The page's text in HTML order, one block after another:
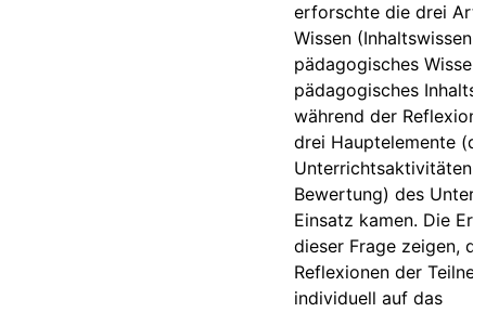
erforschte die drei
Wissen (Inhaltswissen,
pädagogisches
pädagogisches
während der
drei Hauptelemente
Unterrichtsaktivitäten,
Bewertung) des
Einsatz kamen. Die
dieser Frage zeigen,
Reflexionen der
individuell auf das